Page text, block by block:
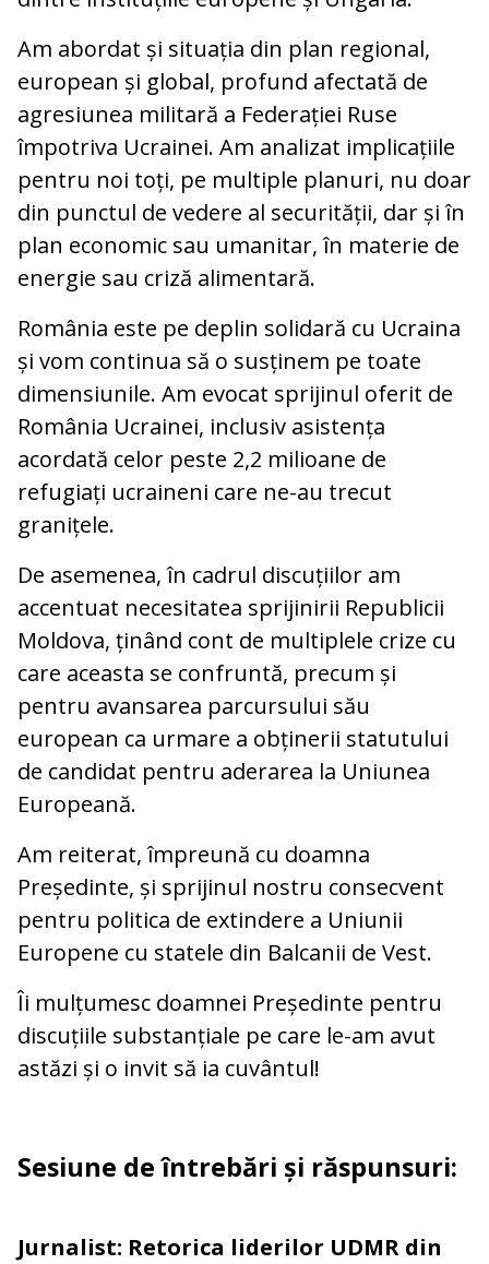
Am abordat și situația din plan regional,
european și global, profund afectată de
agresiunea militară a Federației Ruse
împotriva Ucrainei. Am analizat implicațiile
pentru noi toți, pe multiple planuri, nu doar
din punctul de vedere al securității, dar și în
plan economic sau umanitar, în materie de
energie sau criză alimentară.
România este pe deplin solidară cu Ucraina
și vom continua să o susținem pe toate
dimensiunile. Am evocat sprijinul oferit de
România Ucrainei, inclusiv asistența
acordată celor peste 2,2 milioane de
refugiați ucraineni care ne-au trecut
granițele.
De asemenea, în cadrul discuțiilor am
accentuat necesitatea sprijinirii Republicii
Moldova, ținând cont de multiplele crize cu
care aceasta se confruntă, precum și
pentru avansarea parcursului său
european ca urmare a obținerii statutului
de candidat pentru aderarea la Uniunea
Europeană.
Am reiterat, împreună cu doamna
Președinte, și sprijinul nostru consecvent
pentru politica de extindere a Uniunii
Europene cu statele din Balcanii de Vest.
Îi mulțumesc doamnei Președinte pentru
discuțiile substanțiale pe care le-am avut
astăzi și o invit să ia cuvântul!
Sesiune de întrebări și răspunsuri:
Jurnalist: Retorica liderilor UDMR din